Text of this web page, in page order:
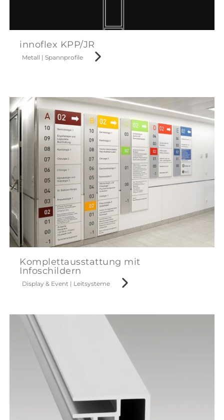
innoflex KPP/JR
Metall | Spannprofile
Komplettausstattung mit
Infoschildern
Display & Event | Leitsysteme